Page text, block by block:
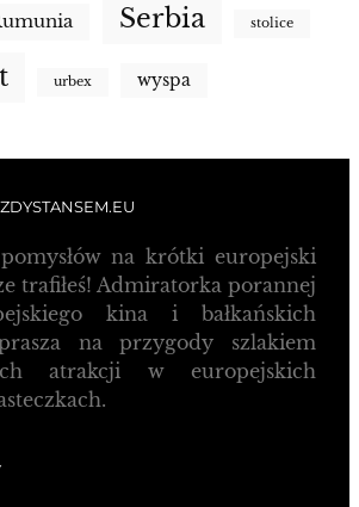
Serbia stolice
urbex wyspa
na krótki europejski
trafiłeś! Admiratorka porannej
kina i bałkańskich
na przygody szlakiem
atrakcji w europejskich